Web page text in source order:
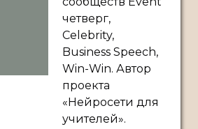
четверг,
Celebrity,
Business Speech,
Win-Win. Автор
проекта
«Нейросети для
учителей».